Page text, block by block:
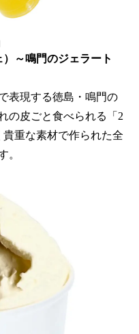
）～鳴門のジェラート
表現する徳島・鳴門の
の皮ごと食べられる「2
重な素材で作られた全
。